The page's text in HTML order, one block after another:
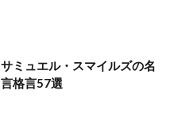
サミュエル・スマイルズの名
言格言57選